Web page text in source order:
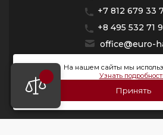
+7 812 679 33
+8 495 532 71
office@euro-
Санкт-Петербург, ул.
Мы работаем с 10:00 — 20:00
На нашем сайты мы
Узнать
Принять